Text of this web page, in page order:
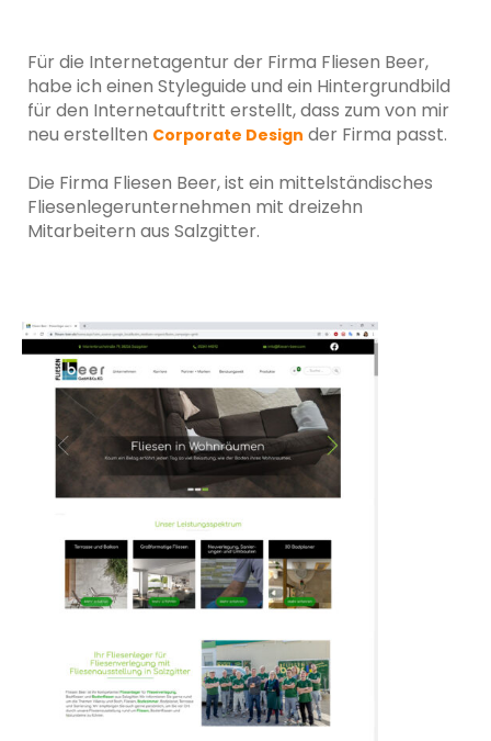
Für die Internetagentur der Firma Fliesen Beer,
habe ich einen Styleguide und ein Hintergrundbild
für den Internetauftritt erstellt, dass zum von mir
neu erstellten Corporate Design der Firma passt.
Die Firma Fliesen Beer, ist ein mittelständisches
Fliesenlegerunternehmen mit dreizehn
Mitarbeitern aus Salzgitter.